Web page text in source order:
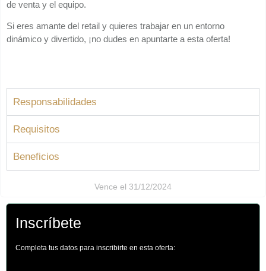
de venta y el equipo.
Si eres amante del retail y quieres trabajar en un entorno
dinámico y divertido, ¡no dudes en apuntarte a esta oferta!
Responsabilidades
Requisitos
Beneficios
Vence el 31/12/2024
Inscríbete
Completa tus datos para inscribirte en esta oferta: